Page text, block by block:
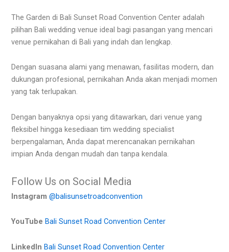
The Garden di Bali Sunset Road Convention Center adalah
pilihan Bali wedding venue ideal bagi pasangan yang mencari
venue pernikahan di Bali yang indah dan lengkap.
Dengan suasana alami yang menawan, fasilitas modern, dan
dukungan profesional, pernikahan Anda akan menjadi momen
yang tak terlupakan.
Dengan banyaknya opsi yang ditawarkan, dari venue yang
fleksibel hingga kesediaan tim wedding specialist
berpengalaman, Anda dapat merencanakan pernikahan
impian Anda dengan mudah dan tanpa kendala.
Follow Us on Social Media
Instagram @balisunsetroadconvention
YouTube Bali Sunset Road Convention Center
LinkedIn Bali Sunset Road Convention Center